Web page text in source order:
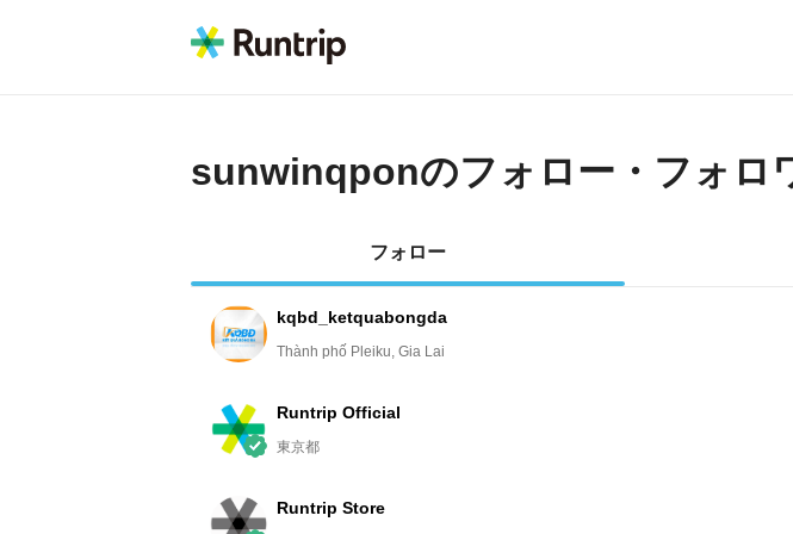
sunwinqponのフォロー・フォロ
フォロー
kqbd_ketquabongda
Thành phố Pleiku, Gia Lai
Runtrip Official
東京都
Runtrip Store